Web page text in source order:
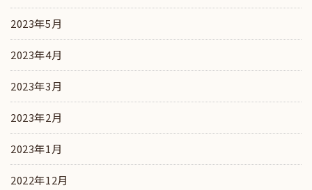
2023年5月
2023年4月
2023年3月
2023年2月
2023年1月
2022年12月